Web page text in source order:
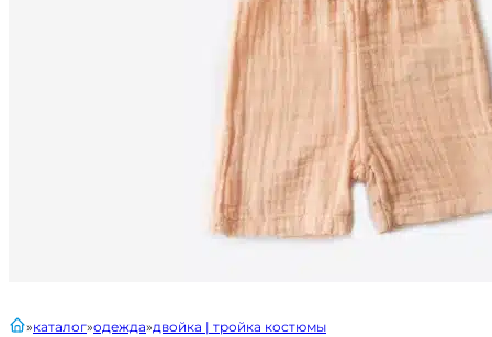
главнаякаталог одежда двойка | тройка костюмы